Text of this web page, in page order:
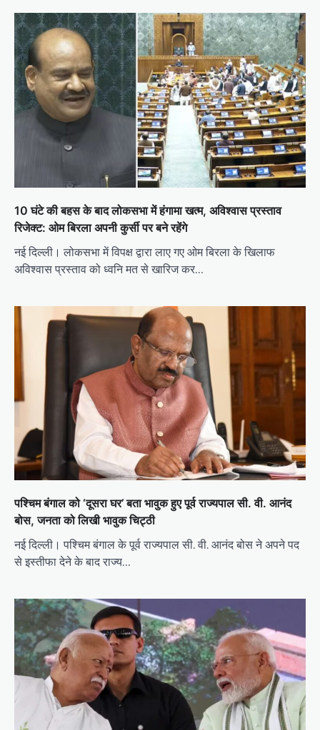
10 घंटे की बहस के बाद लोकसभा में हंगामा खत्म, अविश्वास प्रस्ताव
रिजेक्ट: ओम बिरला अपनी कुर्सी पर बने रहेंगे
नई दिल्ली। लोकसभा में विपक्ष द्वारा लाए गए ओम बिरला के खिलाफ
अविश्वास प्रस्ताव को ध्वनि मत से खारिज कर…
पश्चिम बंगाल को ‘दूसरा घर’ बता भावुक हुए पूर्व राज्यपाल सी. वी. आनंद
बोस, जनता को लिखी भावुक चिट्ठी
नई दिल्ली। पश्चिम बंगाल के पूर्व राज्यपाल सी. वी. आनंद बोस ने अपने पद
से इस्तीफा देने के बाद राज्य…